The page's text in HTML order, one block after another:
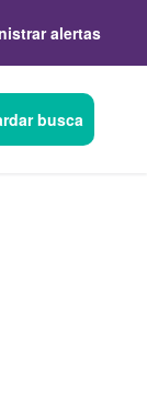
alertas
busca